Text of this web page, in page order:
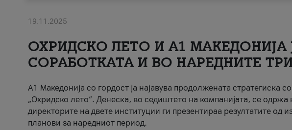
19.11.2025
ОХРИДСКО ЛЕТО И A1 МАКЕДОНИЈА
СОРАБОТКАТА И ВО НАРЕДНИТЕ
A1 Македонија со гордост ја најавува продолжената стратегиска
„Охридско лето“. Денеска, во седиштето на компанијата, се одржа
директорите на двете институции ги презентираа резултатите од
планови за наредниот период.